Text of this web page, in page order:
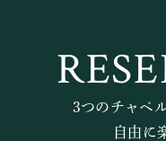
3つのチャペ
自由に